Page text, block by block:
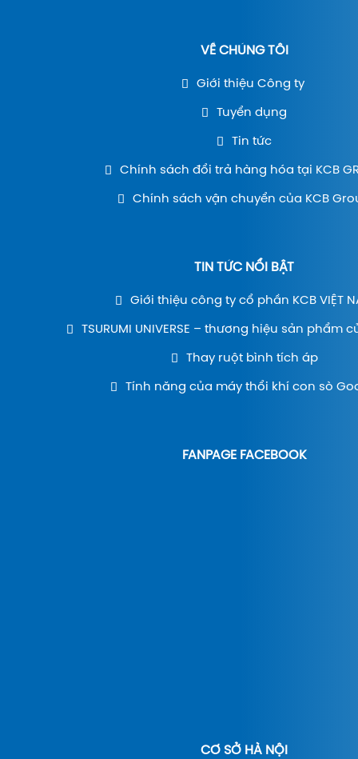
VỀ CHÚNG TÔI
Giới thiệu Công ty
Tuyển dụng
Tin tức
Chính sách đổi trả hàng hóa tại KCB
Chính sách vận chuyển của KCB
TIN TỨC NỔI BẬT
Giới thiệu công ty cổ phần KCB VIỆT
TSURUMI UNIVERSE – thương hiệu sản phẩm
Thay ruột bình tích áp
Tính năng của máy thổi khí con sò
FANPAGE FACEBOOK
CƠ SỞ HÀ NỘI